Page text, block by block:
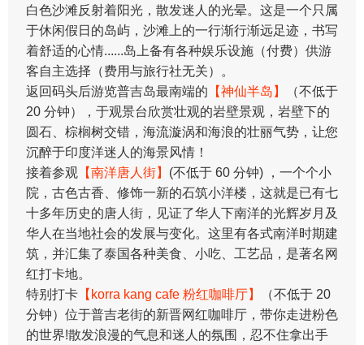
白色沙滩反射着阳光，散发迷人的光晕。这是一个只属
于休闲假日的岛屿，沙滩上的一行渐行渐远足迹，书写
着舒适的心情......岛上备有各种娱乐设施（付费）供游
客自主选择（费用与旅行社无关）。
返回码头后游览普吉岛最南端的 【神仙半岛】
（不低于
20 分钟），于观景台欣赏壮观的岩壁景观，岩壁下的
圆石、棕榈树交错，海流漩涡和海浪的壮丽气势，让您
沉醉于印度洋迷人的海景风情！
接着参观 【南洋唐人街】 (不低于 60 分钟) ，一个个小
院，古色古香、修饰一新的石筑小洋楼，这就是已有七
十多年历史的唐人街，见证了华人下南洋的光辉岁月及
华人在当地社会的发展与变化。这里有各式南洋时期建
筑，并汇集了泰国各种美食、小吃、工艺品，是著名网
红打卡地。
特别打卡 【korra kang cafe 粉红咖啡厅】
（不低于 20
分钟）位于普吉老街的新晋网红咖啡厅，带你走进粉色
的世界!散发浪漫的气息和迷人的氛围，忍不住拿出手